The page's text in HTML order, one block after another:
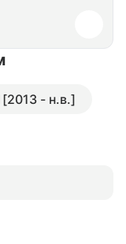
[2013 - н.в.]